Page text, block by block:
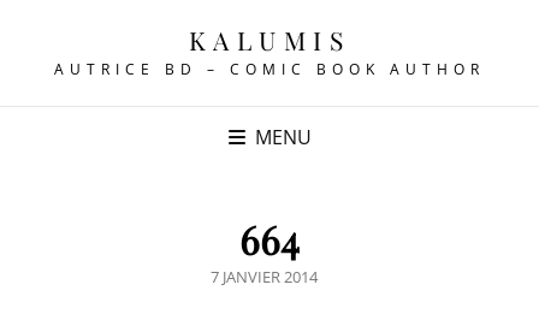
KALUMIS
AUTRICE BD – COMIC BOOK AUTHOR
MENU
664
POSTED
7 JANVIER 2014